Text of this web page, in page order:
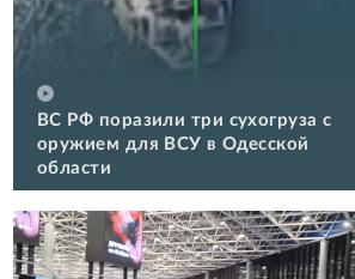
ВС РФ поразили три сухогруза с
оружием для ВСУ в Одесской
области